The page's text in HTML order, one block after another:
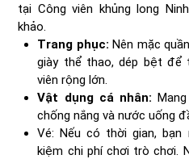
tại Công viên khủng long
khảo.
Trang phục: Nên mặc
giày thể thao, dép bệt để
viên rộng lớn.
Vật dụng cá nhân:
chống nắng và nước uống
Vé: Nếu có thời gian,
kiệm chi phí chơi trò chơi.